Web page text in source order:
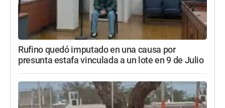
Rufino quedó imputado en una causa por
presunta estafa vinculada a un lote en 9 de Julio